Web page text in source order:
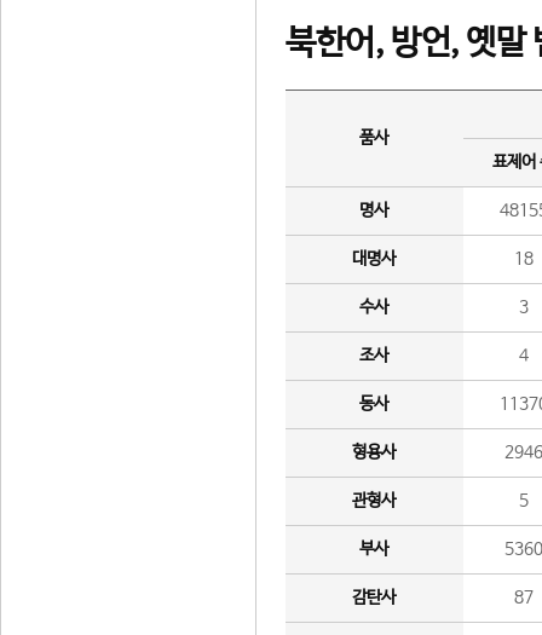
북한어, 방언, 옛말
품사
표제어
명사
대명사 18
수사 3
조사 4
동사
형용사 2946
관형사 5
부사 5360
감탄사 87